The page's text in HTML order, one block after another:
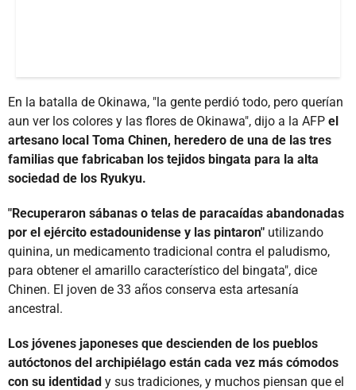
En la batalla de Okinawa, "la gente perdió todo, pero querían
aun ver los colores y las flores de Okinawa", dijo a la AFP el
artesano local Toma Chinen, heredero de una de las tres
familias que fabricaban los tejidos bingata para la alta
sociedad de los Ryukyu.
"Recuperaron sábanas o telas de paracaídas abandonadas
por el ejército estadounidense y las pintaron" utilizando
quinina, un medicamento tradicional contra el paludismo,
para obtener el amarillo característico del bingata", dice
Chinen. El joven de 33 años conserva esta artesanía
ancestral.
Los jóvenes japoneses que descienden de los pueblos
autóctonos del archipiélago están cada vez más cómodos
con su identidad y sus tradiciones, y muchos piensan que el